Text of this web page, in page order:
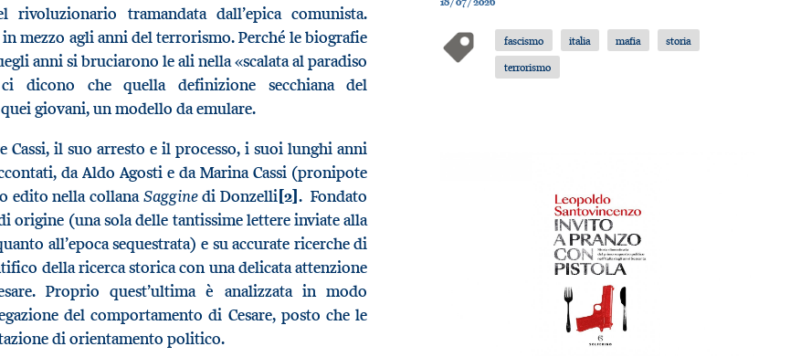
rivoluzionario tramandata dall’epica comunista.
mezzo agli anni del terrorismo. Perché le biografie
anni si bruciarono le ali nella «scalata al paradiso
dicono che quella definizione secchiana del
giovani, un modello da emulare.
Cassi, il suo arresto e il processo, i suoi lunghi anni
da Aldo Agosti e da Marina Cassi (pronipote
edito nella collanaSagginedi Donzelli[2]. Fondato
origine (una sola delle tantissime lettere inviate alla
all’epoca sequestrata) e su accurate ricerche di
della ricerca storica con una delicata attenzione
Proprio quest’ultima è analizzata in modo
del comportamento di Cesare, posto che le
di orientamento politico.
fascismo italia mafia
storia
terrorismo